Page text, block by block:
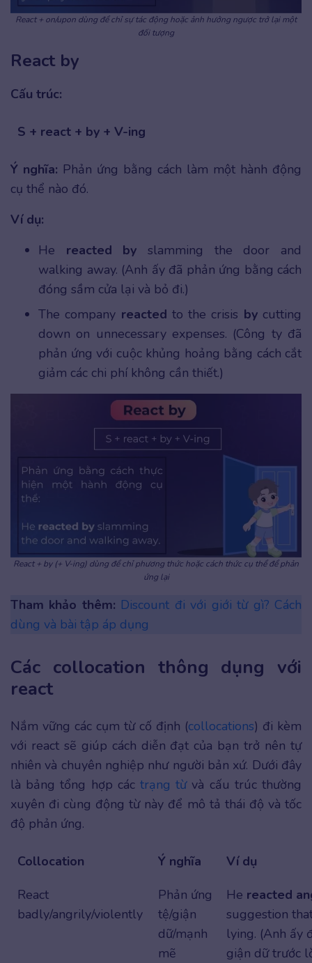
React + on/upon dùng để chỉ sự tác động hoặc ảnh hưởng ngược trở lại một
đối tượng
React by
Cấu trúc:
S + react + by + V-ing
Ý nghĩa: Phản ứng bằng cách làm một hành động
cụ thể nào đó.
Ví dụ:
He reacted by slamming the door and
walking away. (Anh ấy đã phản ứng bằng cách
đóng sầm cửa lại và bỏ đi.)
The company reacted to the crisis bycutting
down on unnecessary expenses. (Công ty đã
phản ứng với cuộc khủng hoảng bằng cách cắt
giảm các chi phí không cần thiết.)
React + by (+ V-ing) dùng để chỉ phương thức hoặc cách thức cụ thể để phản
ứng lại
Tham khảo thêm: Discount đi với giới từ gì? Cách
dùng và bài tập áp dụng
Các collocation thông dụng với
react
Nắm vững các cụm từ cố định (collocations) đi kèm
với react sẽ giúp cách diễn đạt của bạn trở nên tự
nhiên và chuyên nghiệp như người bản xứ. Dưới đây
là bảng tổng hợp các trạng từvà cấu trúc thường
xuyên đi cùng động từ này để mô tả thái độ và tốc
độ phản ứng.
Collocation Ý nghĩa
Ví dụ
React
badly/angrily/violently
Phản ứng
tệ/giận
dữ/mạnh
mẽ
He reacted
suggestion
lying. (Anh ấy
giận dữ trước